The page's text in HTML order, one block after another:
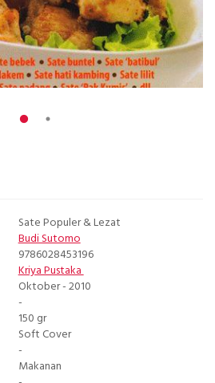
Sate Populer & Lezat
Budi Sutomo
9786028453196
Kriya Pustaka
Oktober - 2010
-
150 gr
Soft Cover
-
Makanan